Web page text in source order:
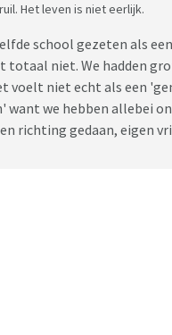
Het leven is niet eerlijk.
school gezeten als
totaal niet. We hadden
voelt niet echt als een
want we hebben allebei
richting gedaan, eigen